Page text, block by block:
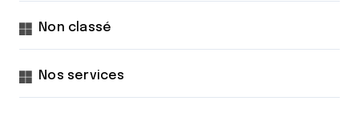
Non classé
Nos services